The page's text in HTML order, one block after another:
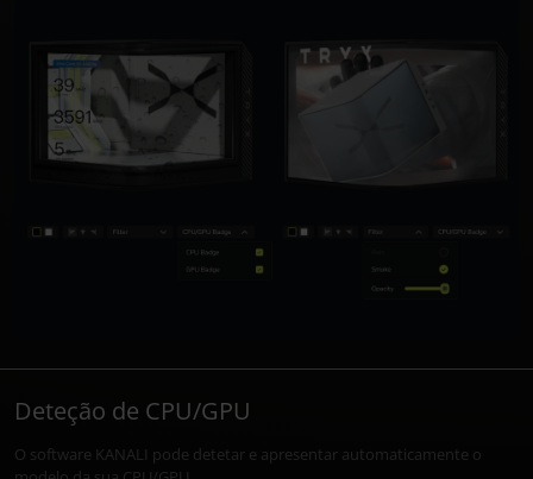
Deteção de CPU/GPU
O software KANALI pode detetar e apresentar automaticamente o